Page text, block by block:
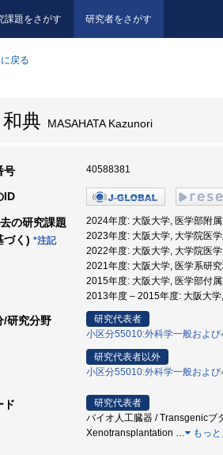
課題をさがす 研究者をさがす
戻る
典 MASAHATA Kazunori
号 40588381
ID
の研究課題
づく) *注記
2024年度: 大阪大学, 医学部附
2023年度: 大阪大学, 大学院医
2022年度: 大阪大学, 大学院医
2021年度: 大阪大学, 医学系研
2015年度: 大阪大学, 医学部付
2013年度 – 2015年度: 大阪大
/研究分野
研究代表者
小区分55010:外科学一般および
研究代表者以外
小区分55010:外科学一般および
ド
研究代表者
バイオ人工臓器 / Transgenicブ
Xenotransplantation … もっ